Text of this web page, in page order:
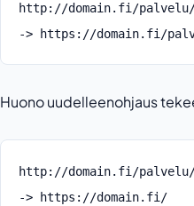
http://domain.fi/
-> https://domain.fi/
Huono uudelleenohjaus
http://domain.fi/
-> https://domain.fi/